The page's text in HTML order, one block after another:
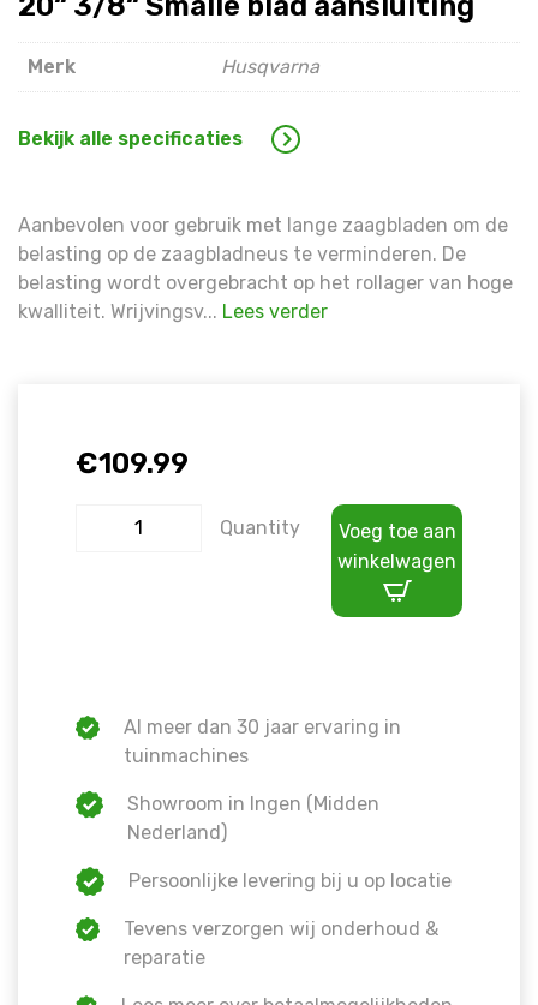
Warning: Trying to access array offset on false in
Warning: Trying to access array offset on false in/
Merk Husqvarna
Bekijk alle specificaties
Aanbevolen voor gebruik met lange zaagbladen om de
belasting op de zaagbladneus te verminderen. De
belasting wordt overgebracht op het rollager van hoge
kwalliteit. Wrijvingsv... Lees verder
€109.99
Quantity
Voeg toe aan
winkelwagen
Al meer dan 30 jaar ervaring in
tuinmachines
Showroom in Ingen (Midden
Nederland)
Persoonlijke levering bij u op locatie
Tevens verzorgen wij onderhoud &
reparatie